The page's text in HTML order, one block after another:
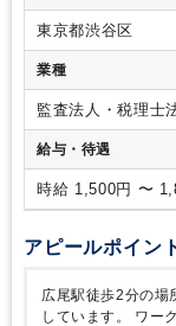
東京都渋谷区
業種
監査法人・税理士
所）
給与・待遇
時給
アピールポイン
広尾駅徒歩2分の場
しています。
ワー